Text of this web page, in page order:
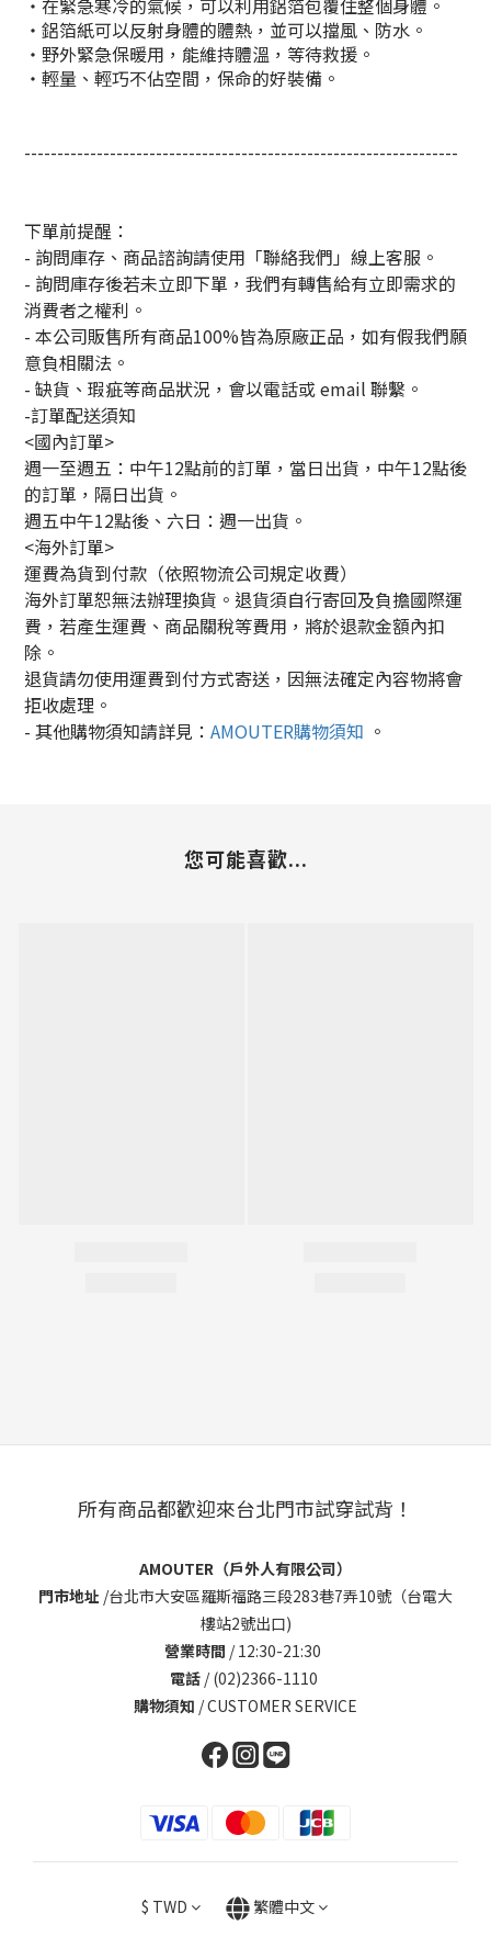
・在緊急寒冷的氣候，可以利用鋁箔包覆住整個身體。
・鋁箔紙可以反射身體的體熱，並可以擋風、防水。
・野外緊急保暖用，能維持體溫，等待救援。
・輕量、輕巧不佔空間，保命的好裝備。
------------------------------------------------------------------
下單前提醒：
- 詢問庫存、商品諮詢請使用「聯絡我們」線上客服。
- 詢問庫存後若未立即下單，我們有轉售給有立即需求的
消費者之權利。
- 本公司販售所有商品100%皆為原廠正品，如有假我們願
意負相關法。
- 缺貨、瑕疵等商品狀況，會以電話或 email 聯繫。
-訂單配送須知
<國內訂單>
週一至週五：中午12點前的訂單，當日出貨，中午12點後
的訂單，隔日出貨。
週五中午12點後、六日：週一出貨。
<海外訂單>
運費為貨到付款（依照物流公司規定收費）
海外訂單恕無法辦理換貨。退貨須自行寄回及負擔國際運
費，若產生運費、商品關稅等費用，將於退款金額內扣
除。
退貨請勿使用運費到付方式寄送，因無法確定內容物將會
拒收處理。
- 其他購物須知請詳見： AMOUTER購物須知 。
您可能喜歡...
所有商品都歡迎來台北門市試穿試背！
AMOUTER（戶外人有限公司）
門市地址 /台北市大安區羅斯福路三段283巷7弄10號（台電大
樓站2號出口)
營業時間 / 12:30-21:30
電話 / (02)2366-1110
購物須知 /CUSTOMER SERVICE
$ TWD 繁體中文